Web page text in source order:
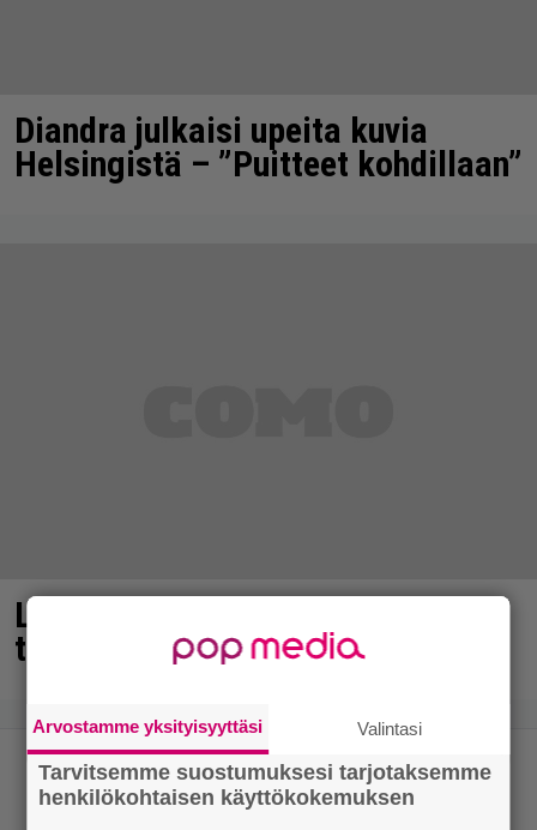
Diandra julkaisi upeita kuvia
Helsingistä – ”Puitteet kohdillaan”
Laulaja Mirellan rantakuvat ovat
täynnä lomaa, aurinkoa ja iloa
Arvostamme yksityisyyttäsi Valintasi
Tarvitsemme suostumuksesi tarjotaksemme
henkilökohtaisen käyttökokemuksen